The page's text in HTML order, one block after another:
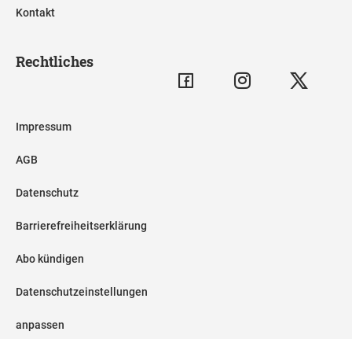
Kontakt
Rechtliches
Impressum
AGB
Datenschutz
Barrierefreiheitserklärung
Abo kündigen
Datenschutzeinstellungen
anpassen